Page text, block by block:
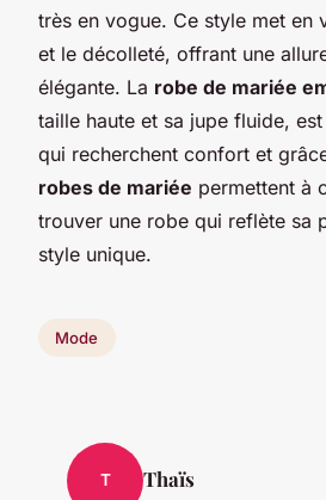
très en vogue. Ce style met en
et le décolleté, offrant une
élégante. La robe de mariée
taille haute et sa jupe fluide,
qui recherchent confort et
robes de mariée permettent à
trouver une robe qui reflète sa
style unique.
Mode
T Thaïs